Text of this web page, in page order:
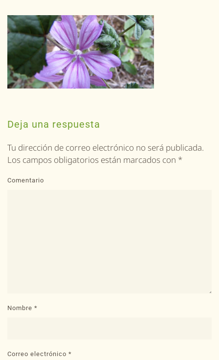
Deja una respuesta
Tu dirección de correo electrónico no será publicada.
Los campos obligatorios están marcados con *
Comentario
Nombre *
Correo electrónico *